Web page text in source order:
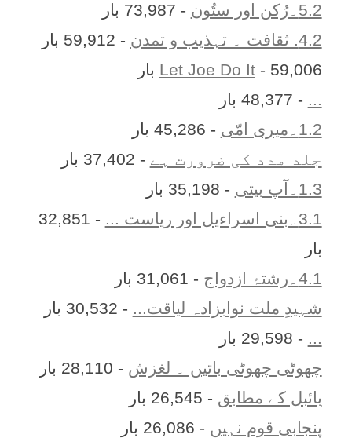
5.2۔رُکن اور ستُون
- 73,987 بار
4.2. ثقافت ۔ تہذیب و تمدن
- 59,912 بار
Let Joe Do It- 59,006 بار
... - 48,377 بار
1.2۔میری امّی
- 45,286 بار
جلد مدد کی ضرورت ہے - 37,402 بار
1.3۔آپ بیتی
- 35,198 بار
3.1۔بنی اسراءیل اور ریاست ...
- 32,851
بار
4.1۔رشتۂ ازدواج
- 31,061 بار
شہیدِ ملت نوابزادہ لیاقت... - 30,532 بار
... - 29,598 بار
چھوٹی چھوٹی باتیں ۔ لغزش - 28,110 بار
بائبل کے مطابق - 26,545 بار
پنجابی قوم نہیں - 26,086 بار